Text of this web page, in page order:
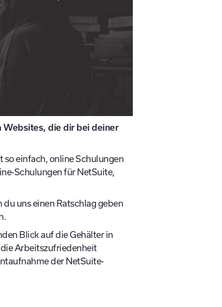
Websites, die dir bei deiner
einfach, online Schulungen
Schulungen für NetSuite,
uns einen Ratschlag geben
Blick auf die Gehälter in
Arbeitszufriedenheit
der NetSuite-